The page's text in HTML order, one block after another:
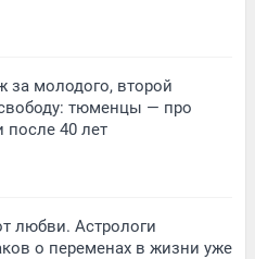
молодого, второй
тюменцы — про
40 лет
любви. Астрологи
о переменах в жизни уже